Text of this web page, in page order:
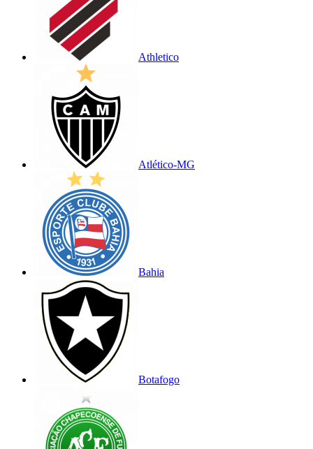
Athletico
Atlético-MG
Bahia
Botafogo